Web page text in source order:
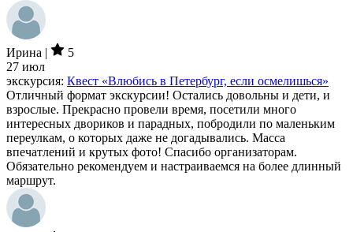
Ирина |
5
27 июл
экскурсия: Квест «Влюбись в Петербург, если осмелишься»
Отличный формат экскурсии! Остались довольны и дети, и
взрослые. Прекрасно провели время, посетили много
интересных двориков и парадных, побродили по маленьким
переулкам, о которых даже не догадывались. Масса
впечатлений и крутых фото! Спасибо организаторам.
Обязательно рекомендуем и настраиваемся на более длинный
маршрут.